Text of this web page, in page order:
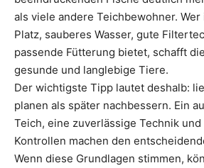
als viele andere Teichbewohner.
Platz, sauberes Wasser, gute
passende Fütterung bietet, schafft
gesunde und langlebige Tiere.
Der wichtigste Tipp lautet deshalb:
planen als später nachbessern. Ein
Teich, eine zuverlässige Technik
Kontrollen machen den
Wenn diese Grundlagen stimmen,